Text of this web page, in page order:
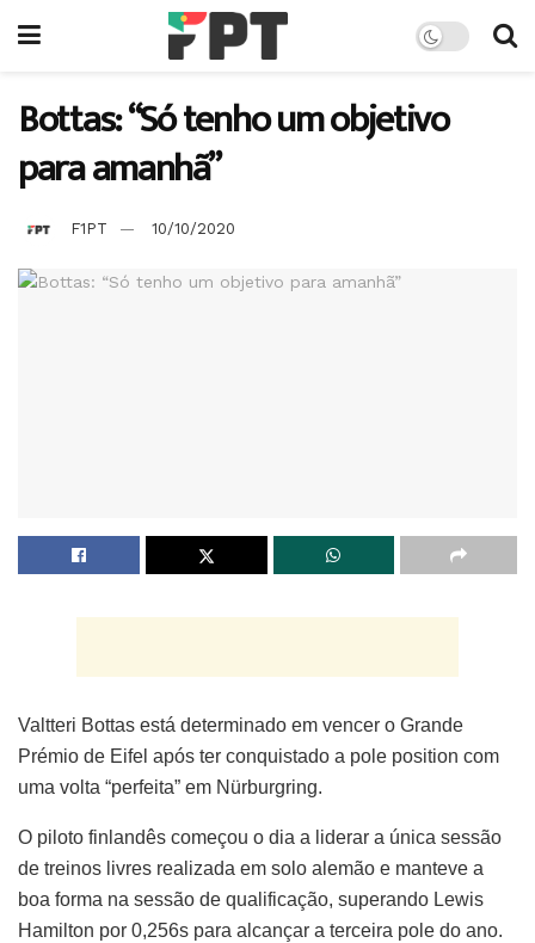
Bottas: “Só tenho um objetivo
para amanhã”
F1PT 10/10/2020
Valtteri Bottas está determinado em vencer o Grande
Prémio de Eifel após ter conquistado a pole position com
uma volta “perfeita” em Nürburgring.
O piloto finlandês começou o dia a liderar a única sessão
de treinos livres realizada em solo alemão e manteve a
boa forma na sessão de qualificação, superando Lewis
Hamilton por 0,256s para alcançar a terceira pole do ano.